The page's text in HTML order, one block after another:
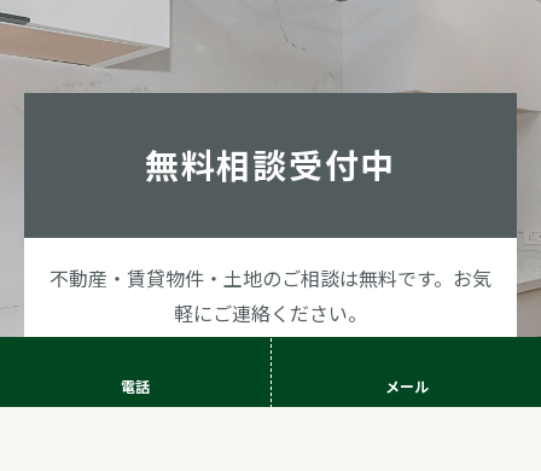
無料相談受付中
不動産・賃貸物件・土地のご相談は無料です。お気
軽にご連絡ください。
電話 メール